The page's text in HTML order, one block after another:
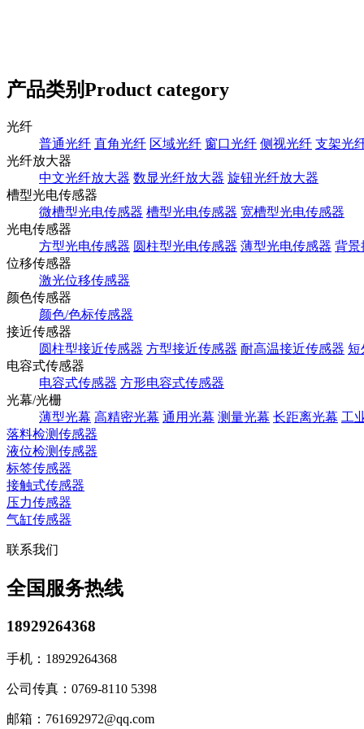
产品类别Product category
光纤
普通光纤 直角光纤 区域光纤 窗口光纤 侧视光纤 支架光
光纤放大器
中文光纤放大器 数显光纤放大器 旋钮光纤放大器
槽型光电传感器
微槽型光电传感器 槽型光电传感器 宽槽型光电传感器
光电传感器
方型光电传感器 圆柱型光电传感器 薄型光电传感器 背景
位移传感器
激光位移传感器
颜色传感器
颜色/色标传感器
接近传感器
圆柱型接近传感器 方型接近传感器 耐高温接近传感器 短
电容式传感器
电容式传感器 方形电容式传感器
光幕/光栅
薄型光幕 高精密光幕 通用光幕 测量光幕 长距离光幕 工
落料检测传感器
液位检测传感器
标签传感器
接触式传感器
压力传感器
气缸传感器
联系我们
全国服务热线
18929264368
手机： 18929264368
公司传真： 0769-8110 5398
邮箱： 761692972@qq.com